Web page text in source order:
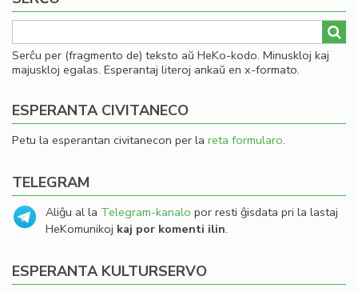
Serĉu per (fragmento de) teksto aŭ HeKo-kodo. Minuskloj kaj
majuskloj egalas. Esperantaj literoj ankaŭ en x-formato.
ESPERANTA CIVITANECO
Petu la esperantan civitanecon per la reta formularo.
TELEGRAM
Aliĝu al la Telegram-kanalo por resti ĝisdata pri la lastaj
HeKomunikoj kaj por komenti ilin.
ESPERANTA KULTURSERVO